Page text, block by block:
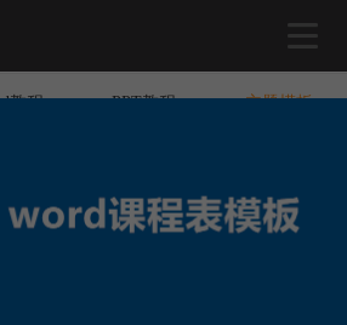
教程 PPT教程 主题模板